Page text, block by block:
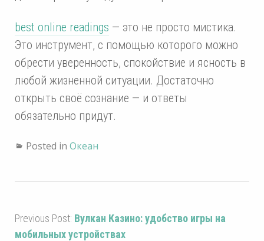
best online readings — это не просто мистика.
Это инструмент, с помощью которого можно
обрести уверенность, спокойствие и ясность в
любой жизненной ситуации. Достаточно
открыть своё сознание — и ответы
обязательно придут.
Posted in Океан
Previous Post: Вулкан Казино: удобство игры на
мобильных устройствах